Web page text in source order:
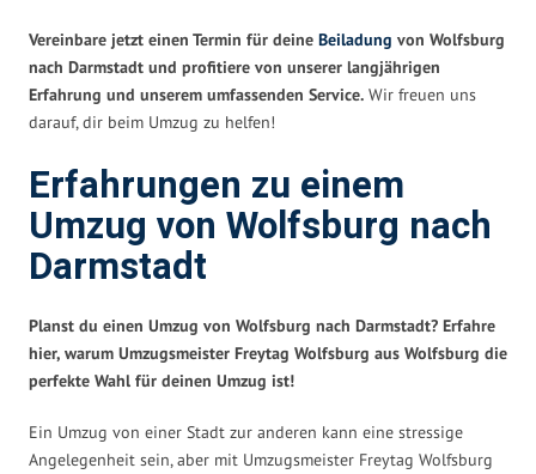
Vereinbare jetzt einen Termin für deine Beiladung von Wolfsburg
nach Darmstadt und profitiere von unserer langjährigen
Erfahrung und unserem umfassenden Service. Wir freuen uns
darauf, dir beim Umzug zu helfen!
Erfahrungen zu einem
Umzug von Wolfsburg nach
Darmstadt
Planst du einen Umzug von Wolfsburg nach Darmstadt? Erfahre
hier, warum Umzugsmeister Freytag Wolfsburg aus Wolfsburg die
perfekte Wahl für deinen Umzug ist!
Ein Umzug von einer Stadt zur anderen kann eine stressige
Angelegenheit sein, aber mit Umzugsmeister Freytag Wolfsburg